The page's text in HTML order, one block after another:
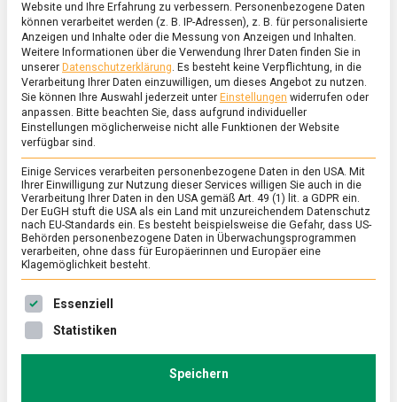
ERNÄHRUNG & GESUNDHEIT /FEATURED
Eierlikör 2.0 – dasselbe in „grün”
1. April 2022 Johannes
Eierlikör
Cremig, süß, mit alkoholischem Wumms – Eierlikör
ist ein Relikt aus Zeiten, als der Toast Hawaii der
Das Berliner Startup Rübbelberg feiert die
Website und Ihre Erfahrung zu verbessern. Personenbezogene Daten
können verarbeitet werden (z. B. IP-Adressen), z. B. für personalisierte
Anzeigen und Inhalte oder die Messung von Anzeigen und Inhalten.
Weitere Informationen über die Verwendung Ihrer Daten finden Sie in
unserer Datenschutzerklärung. Es besteht keine Verpflichtung, in die
Verarbeitung Ihrer Daten einzuwilligen, um dieses Angebot zu nutzen.
Sie können Ihre Auswahl jederzeit unter Einstellungen widerrufen oder
anpassen. Bitte beachten Sie, dass aufgrund individueller
Einstellungen möglicherweise nicht alle Funktionen der Website
verfügbar sind.
Einige Services verarbeiten personenbezogene Daten in den USA. Mit
Ihrer Einwilligung zur Nutzung dieser Services willigen Sie auch in die
Verarbeitung Ihrer Daten in den USA gemäß Art. 49 (1) lit. a GDPR ein.
Der EuGH stuft die USA als ein Land mit unzureichendem Datenschutz
nach EU-Standards ein. Es besteht beispielsweise die Gefahr, dass US-
Behörden personenbezogene Daten in Überwachungsprogrammen
verarbeiten, ohne dass für Europäerinnen und Europäer eine
Klagemöglichkeit besteht.
Es folgt eine Liste der Service-Gruppen, für die eine
Essenziell
Statistiken
Speichern